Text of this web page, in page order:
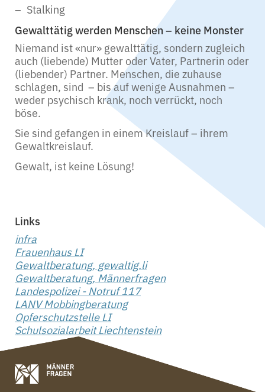
Stalking
Gewalttätig werden Menschen – keine Monster
Niemand ist «nur» gewalttätig, sondern zugleich
auch (liebende) Mutter oder Vater, Partnerin oder
(liebender) Partner. Menschen, die zuhause
schlagen, sind – bis auf wenige Ausnahmen –
weder psychisch krank, noch verrückt, noch
böse.
Sie sind gefangen in einem Kreislauf – ihrem
Gewaltkreislauf.
Gewalt, ist keine Lösung!
Links
infra
Frauenhaus LI
Gewaltberatung, gewaltig.li
Gewaltberatung, Männerfragen
Landespolizei - Notruf 117
LANV Mobbingberatung
Opferschutzstelle LI
Schulsozialarbeit Liechtenstein